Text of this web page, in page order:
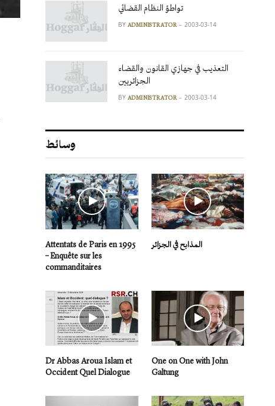
تواطؤ النظام القضائي
BY ADMINISTRATOR 2003-03-14
التعذيب في جهازي القانون والقضاء
الجزائريين
BY ADMINISTRATOR 2003-03-14
وسائط
Attentats de Paris en 1995
– Enquête sur les
commanditaires
المذابح في الجزائر
Dr Abbas Aroua Islam et
Occident Quel Dialogue
One on One with John
Galtung